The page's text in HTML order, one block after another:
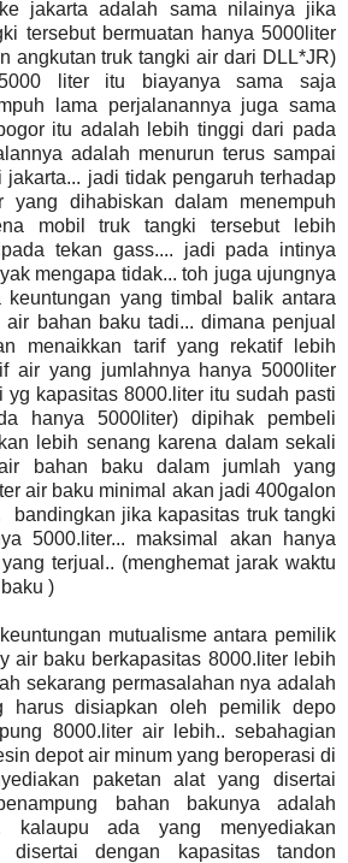
jakarta adalah sama nilainya jika
tersebut bermuatan hanya 5000liter
angkutan truk tangki air dari DLL*JR)
liter itu biayanya sama saja
lama perjalanannya juga sama
itu adalah lebih tinggi dari pada
adalah menurun terus sampai
jakarta... jadi tidak pengaruh terhadap
yang dihabiskan dalam menempuh
mobil truk tangki tersebut lebih
tekan gass.... jadi pada intinya
mengapa tidak... toh juga ujungnya
keuntungan yang timbal balik antara
bahan baku tadi... dimana penjual
menaikkan tarif yang rekatif lebih
air yang jumlahnya hanya 5000liter
yg kapasitas 8000.liter itu sudah pasti
hanya 5000liter) dipihak pembeli
lebih senang karena dalam sekali
bahan baku dalam jumlah yang
air baku minimal akan jadi 400galon
bandingkan jika kapasitas truk tangki
5000.liter... maksimal akan hanya
terjual.. (menghemat jarak waktu
)
mutualisme antara pemilik
air baku berkapasitas 8000.liter lebih
sekarang permasalahan nya adalah
harus disiapkan oleh pemilik depo
8000.liter air lebih.. sebahagian
depot air minum yang beroperasi di
paketan alat yang disertai
bahan bakunya adalah
kalaupu ada yang menyediakan
dengan kapasitas tandon